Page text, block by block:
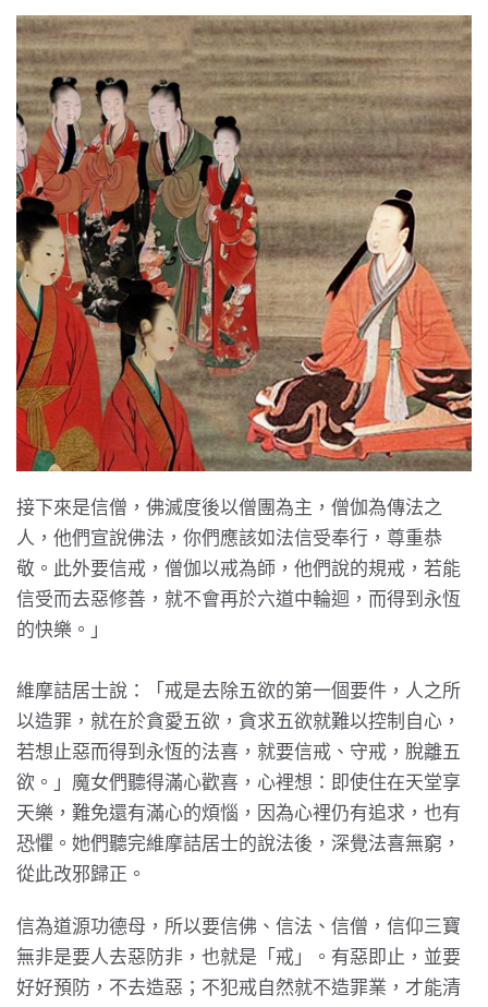
接下來是信僧，佛滅度後以僧團為主，僧伽為傳法之
人，他們宣說佛法，你們應該如法信受奉行，尊重恭
敬。此外要信戒，僧伽以戒為師，他們說的規戒，若能
信受而去惡修善，就不會再於六道中輪迴，而得到永恆
的快樂。」
維摩詰居士說：「戒是去除五欲的第一個要件，人之所
以造罪，就在於貪愛五欲，貪求五欲就難以控制自心，
若想止惡而得到永恆的法喜，就要信戒、守戒，脫離五
欲。」魔女們聽得滿心歡喜，心裡想：即使住在天堂享
天樂，難免還有滿心的煩惱，因為心裡仍有追求，也有
恐懼。她們聽完維摩詰居士的說法後，深覺法喜無窮，
從此改邪歸正。
信為道源功德母，所以要信佛、信法、信僧，信仰三寶
無非是要人去惡防非，也就是「戒」。有惡即止，並要
好好預防，不去造惡；不犯戒自然就不造罪業，才能清